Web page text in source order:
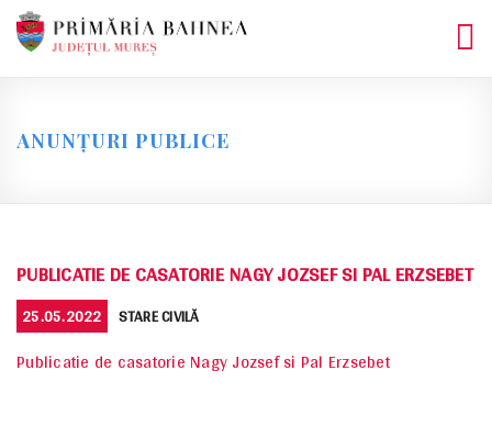
Skip
ANUNȚURI PUBLICE
PUBLICATIE DE CASATORIE NAGY JOZSEF SI PAL ERZSEBET
POSTED
ON
25.05.2022 CATEGORIES
STARE CIVILĂ
Publicatie de casatorie Nagy Jozsef si Pal Erzsebet